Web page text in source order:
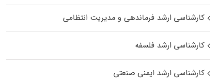
کارشناسی ارشد فرماندهی و مدیریت انتظامی
کارشناسی ارشد فلسفه
کارشناسی ارشد ایمنی صنعتی